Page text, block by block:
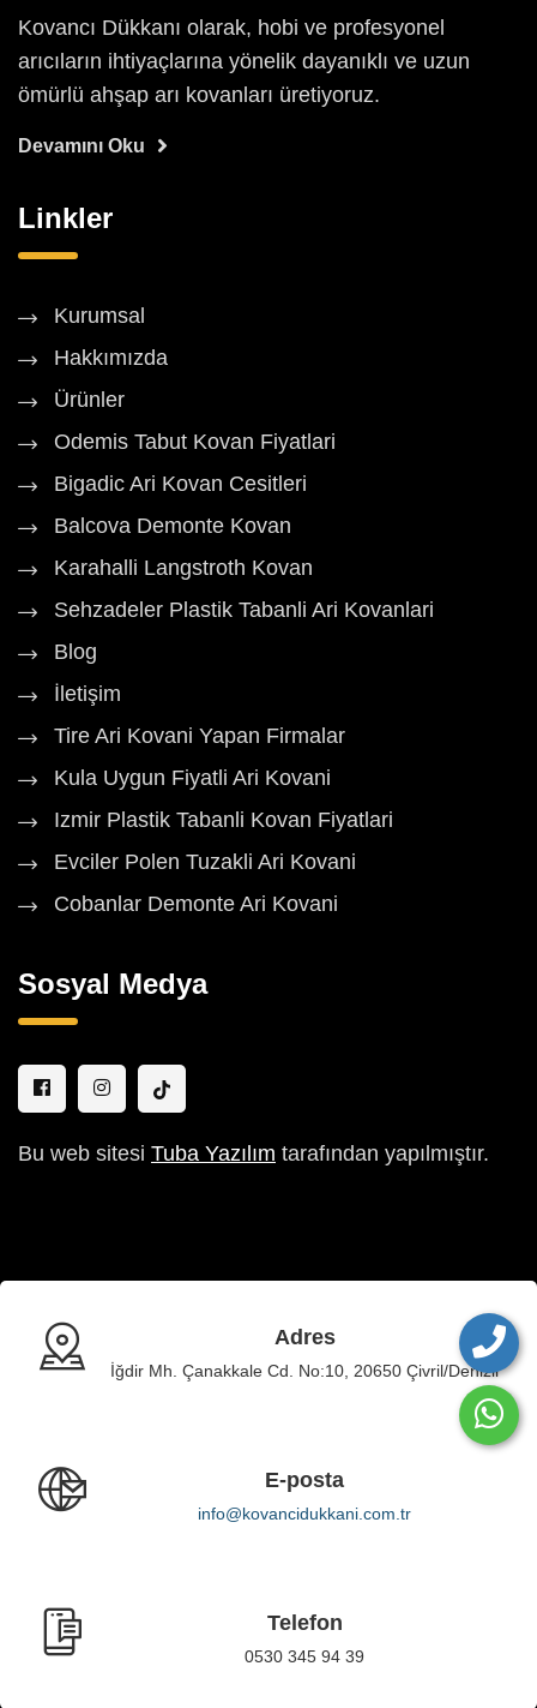
Kovancı Dükkanı olarak, hobi ve profesyonel
arıcıların ihtiyaçlarına yönelik dayanıklı ve uzun
ömürlü ahşap arı kovanları üretiyoruz.
Devamını Oku
Linkler
Kurumsal
Hakkımızda
Ürünler
Odemis Tabut Kovan Fiyatlari
Bigadic Ari Kovan Cesitleri
Balcova Demonte Kovan
Karahalli Langstroth Kovan
Sehzadeler Plastik Tabanli Ari Kovanlari
Blog
İletişim
Tire Ari Kovani Yapan Firmalar
Kula Uygun Fiyatli Ari Kovani
Izmir Plastik Tabanli Kovan Fiyatlari
Evciler Polen Tuzakli Ari Kovani
Cobanlar Demonte Ari Kovani
Sosyal Medya
Bu web sitesi Tuba Yazılım tarafından yapılmıştır.
Adres
İğdir Mh. Çanakkale Cd. No:10, 20650 Çivril/Denizli
E-posta
info@kovancidukkani.com.tr
Telefon
0530 345 94 39